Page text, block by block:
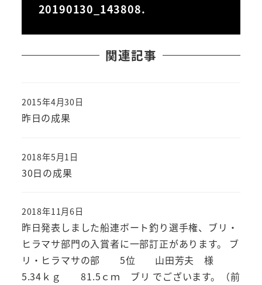
20190130_143808.
関連記事
昨日の成果
投稿日
2015年4月30日
30日の成果
投稿日
2018年5月1日
昨日発表しました船連ボート釣り選手権、ブリ・
ヒラマサ部門の入賞者に一部訂正があります。 ブ
リ・ヒラマサの部 5位 山田芳夫 様
5.34ｋｇ 81.5ｃｍ ブリ でございます。（前
投稿日
2018年11月6日